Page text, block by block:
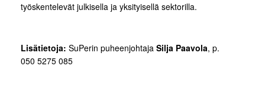
työskentelevät julkisella ja yksityisellä sektorilla.
Lisätietoja: SuPerin puheenjohtaja Silja Paavola, p.
050 5275 085